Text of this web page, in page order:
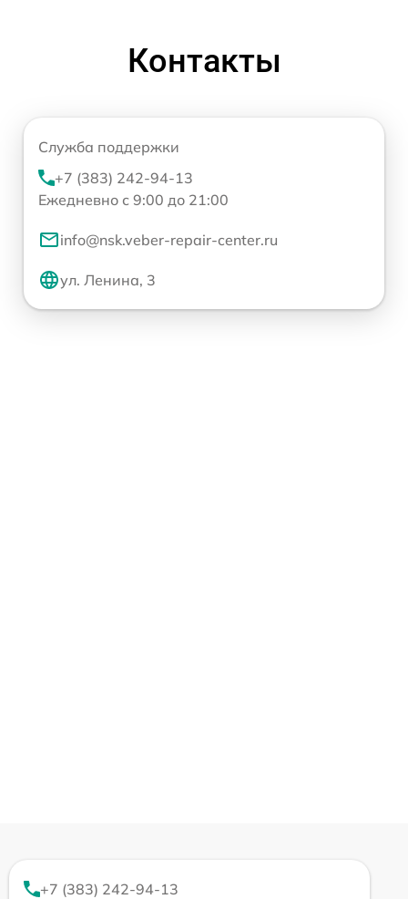
Контакты
Служба поддержки
+7 (383) 242-94-13
Ежедневно с 9:00 до 21:00
info@nsk.veber-repair-center.ru
ул. Ленина, 3
+7 (383) 242-94-13